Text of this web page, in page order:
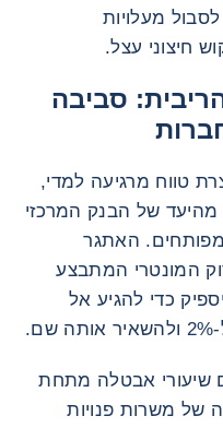
מעלויות
חיצוני עצל.
סביבה
ומגמה קצרת טווח מרגיעה למדי,
מהיעד של הבנק המרכזי
האתגר
המונטרי המתבצע
18 חודשים יספיק כדי להגיע אל
שיעורי אבטלה מתחת
של משרות פנויות